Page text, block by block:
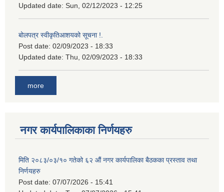
Updated date: Sun, 02/12/2023 - 12:25
बोलपत्र स्वीकृतिआशयको सूचना !.
Post date: 02/09/2023 - 18:33
Updated date: Thu, 02/09/2023 - 18:33
more
नगर कार्यपालिकाका निर्णयहरु
मिति २०८३/०३/१० गतेको ६२ औं नगर कार्यपालिका बैठकका प्रस्ताव तथा
निर्णयहरु
Post date: 07/07/2026 - 15:41